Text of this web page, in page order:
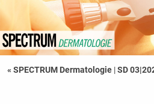
« SPECTRUM Dermatologie |SD